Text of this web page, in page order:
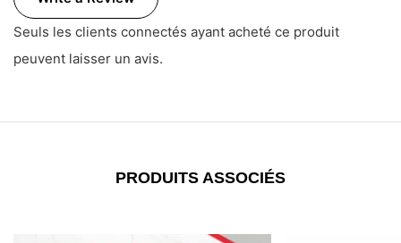
Seuls les clients connectés ayant acheté ce produit
peuvent laisser un avis.
PRODUITS ASSOCIÉS